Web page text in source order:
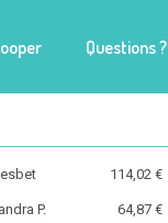
Questions ?
114,02 €
P. 64,87 €